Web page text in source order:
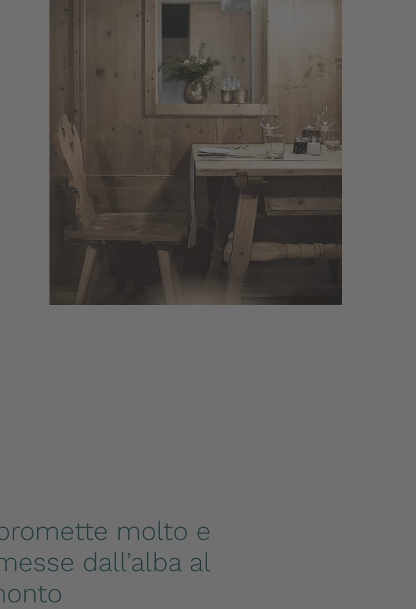
molto e
dall’alba al